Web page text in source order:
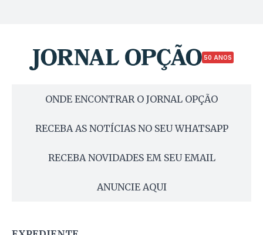
50 ANOS
ONDE ENCONTRAR O JORNAL OPÇÃO
RECEBA AS NOTÍCIAS NO SEU WHATSAPP
RECEBA NOVIDADES EM SEU EMAIL
ANUNCIE AQUI